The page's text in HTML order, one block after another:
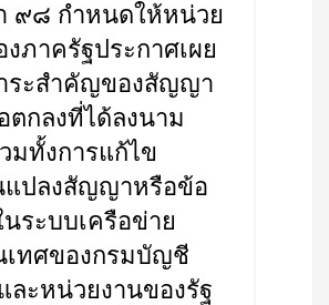
๙๘ กำหนดให้หน่วย
งภาครัฐประกาศเผย
ระสำคัญของสัญญา
ตกลงที่ได้ลงนาม
มทั้งการแก้ไข
แปลงสัญญาหรือข้อ
นระบบเครือข่าย
เทศของกรมบัญชี
ละหน่วยงานของรัฐ